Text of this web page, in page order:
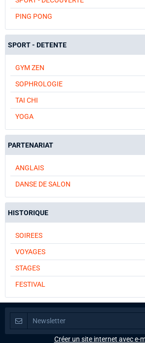
PING PONG
SPORT - DETENTE
GYM ZEN
SOPHROLOGIE
TAI CHI
YOGA
PARTENARIAT
ANGLAIS
DANSE DE SALON
HISTORIQUE
SOIREES
VOYAGES
STAGES
FESTIVAL
Créer un site internet avec e-